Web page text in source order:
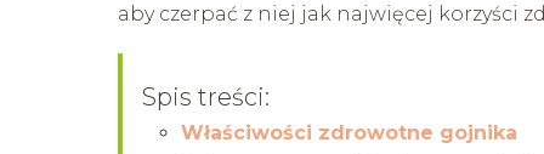
aby czerpać z niej jak najwięcej korzyści
Spis treści:
Właściwości zdrowotne gojnika